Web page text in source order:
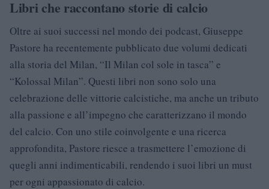
Libri che raccontano storie di calcio
Oltre ai suoi successi nel mondo dei podcast, Giuseppe
Pastore ha recentemente pubblicato due volumi dedicati
alla storia del Milan, “Il Milan col sole in tasca” e
“Kolossal Milan”. Questi libri non sono solo una
celebrazione delle vittorie calcistiche, ma anche un tributo
alla passione e all’impegno che caratterizzano il mondo
del calcio. Con uno stile coinvolgente e una ricerca
approfondita, Pastore riesce a trasmettere l’emozione di
quegli anni indimenticabili, rendendo i suoi libri un must
per ogni appassionato di calcio.